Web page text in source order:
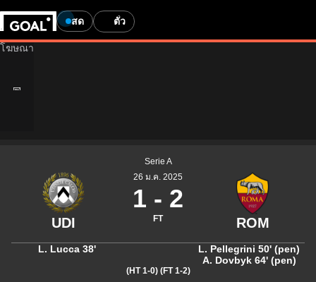
สด ตั๋ว
Serie A
26 ม.ค. 2025
1 - 2
FT
L. Lucca 38' L. Pellegrini 50' (pen)
A. Dovbyk 64' (pen)
(HT 1-0) (FT 1-2)